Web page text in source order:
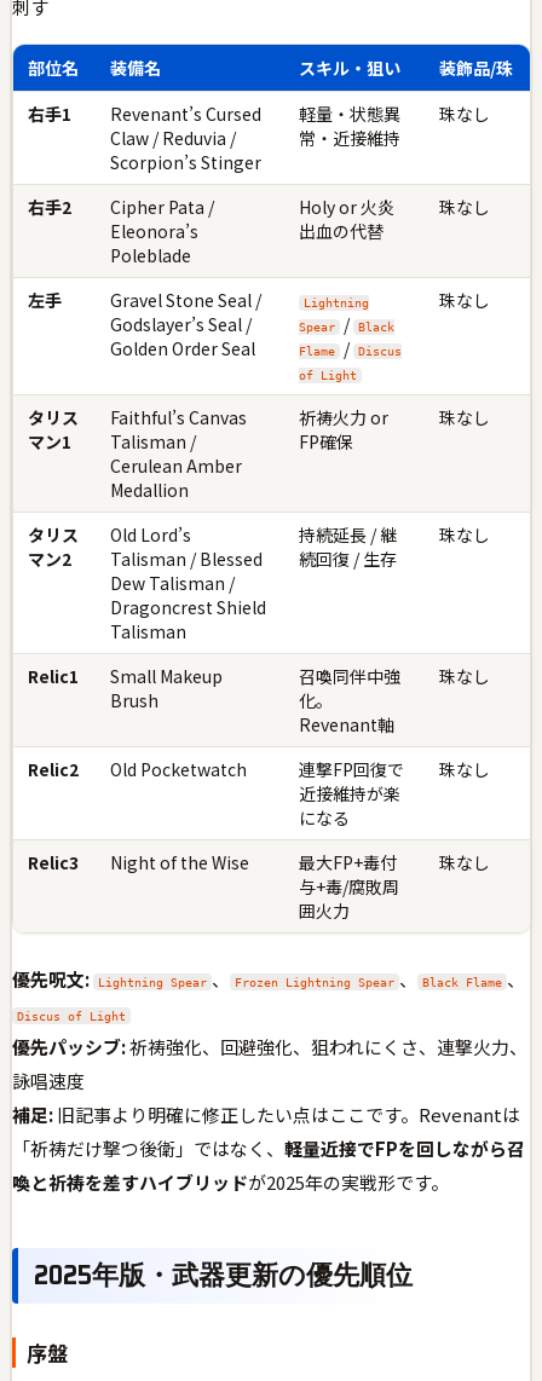
刺す
部位名 装備名 スキル・狙い
装飾品/珠
右手1
Revenant’s Cursed
Claw / Reduvia /
Scorpion’s Stinger
軽量・状態異
常・近接維持
珠なし
右手2
Cipher Pata /
Eleonora’s
Poleblade
Holy or 火炎
出血の代替
珠なし
左手
Gravel Stone Seal /
Godslayer’s Seal /
Golden Order Seal
Lightning
Spear
/
Black
Flame
/
Discus
of Light
珠なし
タリス
マン1
Faithful’s Canvas
Talisman /
Cerulean Amber
Medallion
祈祷火力 or
FP確保
珠なし
タリス
マン2
Old Lord’s
Talisman / Blessed
Dew Talisman /
Dragoncrest Shield
Talisman
持続延長 / 継
続回復 / 生存
珠なし
Relic1
Small Makeup
Brush
召喚同伴中強
化。
Revenant軸
珠なし
Relic2 Old Pocketwatch
連撃FP回復で
近接維持が楽
になる
珠なし
Relic3 Night of the Wise
最大FP+毒付
与+毒/腐敗周
囲火力
珠なし
優先呪文: Lightning Spear 、 Frozen Lightning Spear 、 Black Flame 、
Discus of Light
優先パッシブ:祈祷強化、回避強化、狙われにくさ、連撃火力、
詠唱速度
補足:旧記事より明確に修正したい点はここです。Revenantは
「祈祷だけ撃つ後衛」ではなく、 軽量近接でFPを回しながら召
喚と祈祷を差すハイブリッドが2025年の実戦形です。
2025年版・武器更新の優先順位
序盤